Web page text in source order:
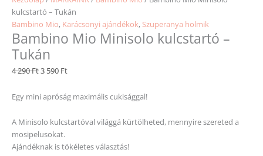
kulcstartó – Tukán
Bambino Mio, Karácsonyi ajándékok, Szuperanya holmik
Bambino Mio Minisolo kulcstartó –
Tukán
4 290Ft3 590 Ft
Egy mini apróság maximális cukisággal!
A Minisolo kulcstartóval világgá kürtölheted, mennyire szereted a
mosipelusokat.
Ajándéknak is tökéletes választás!